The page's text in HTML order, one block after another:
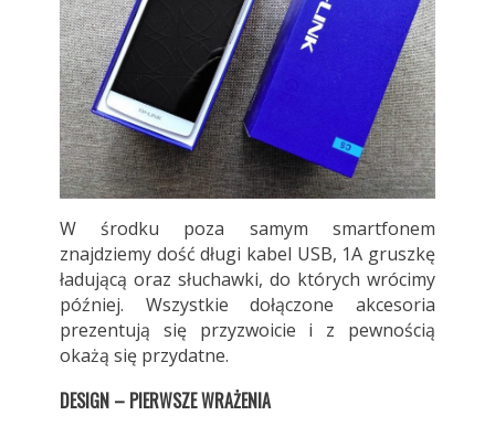
W środku poza samym smartfonem
znajdziemy dość długi kabel USB, 1A gruszkę
ładującą oraz słuchawki, do których wrócimy
później. Wszystkie dołączone akcesoria
prezentują się przyzwoicie i z pewnością
okażą się przydatne.
DESIGN – PIERWSZE WRAŻENIA